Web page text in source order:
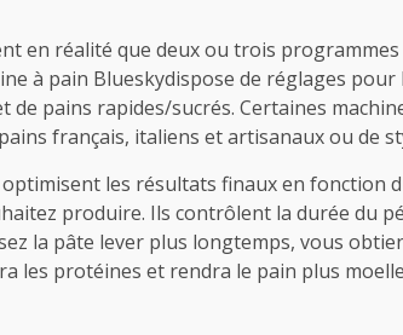
en réalité que deux ou trois
à pain Blueskydispose de réglages
de pains rapides/sucrés. Certaines
français, italiens et artisanaux ou de
les résultats finaux en fonction
produire. Ils contrôlent la durée du
la pâte lever plus longtemps, vous
les protéines et rendra le pain plus